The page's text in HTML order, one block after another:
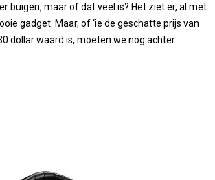
buigen, maar of dat veel is? Het ziet er, al met
gadget. Maar, of ‘ie de geschatte prijs van
dollar waard is, moeten we nog achter